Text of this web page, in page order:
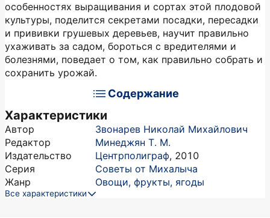
особенностях выращивания и сортах этой плодовой
культуры, поделится секретами посадки, пересадки
и прививки грушевых деревьев, научит правильно
ухаживать за садом, бороться с вредителями и
болезнями, поведает о том, как правильно собрать и
сохранить урожай.
Содержание
Характеристики
Автор
Звонарев Николай Михайлович
Редактор
Минеджян Т. М.
Издательство
Центрполиграф, 2010
Серия
Советы от Михалыча
Жанр
Овощи, фрукты, ягоды
Все характеристики